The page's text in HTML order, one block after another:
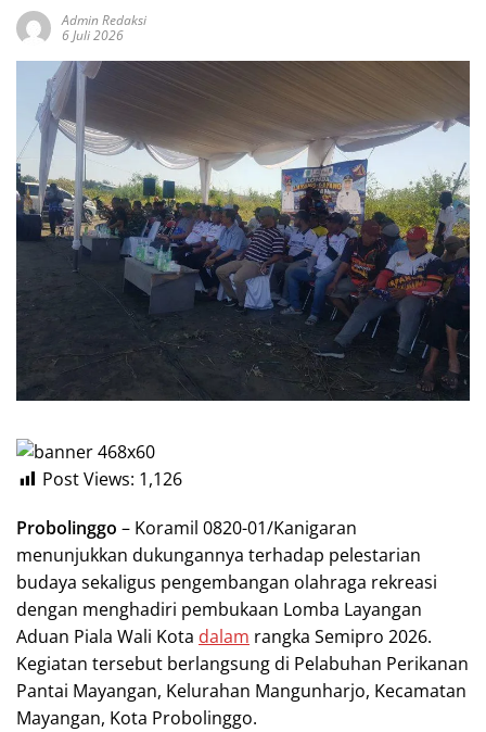
Admin Redaksi
6 Juli 2026
Post Views: 1,126
Probolinggo – Koramil 0820-01/Kanigaran
menunjukkan dukungannya terhadap pelestarian
budaya sekaligus pengembangan olahraga rekreasi
dengan menghadiri pembukaan Lomba Layangan
Aduan Piala Wali Kota dalam rangka Semipro 2026.
Kegiatan tersebut berlangsung di Pelabuhan Perikanan
Pantai Mayangan, Kelurahan Mangunharjo, Kecamatan
Mayangan, Kota Probolinggo.